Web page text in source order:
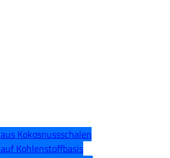
Kokosnussschalen
Kohlenstoffbasis